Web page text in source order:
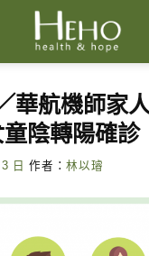
華航機師家
陰轉陽確診
日 作者：林以璿